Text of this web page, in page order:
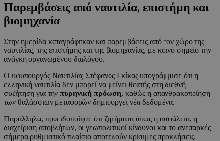
Παρεμβάσεις από ναυτιλία, επιστήμη και
βιομηχανία
Στην ημερίδα καταγράφηκαν και παρεμβάσεις από τον χώρο της
ναυτιλίας, της επιστήμης και της βιομηχανίας, με κοινό σημείο την
ανάγκη οργανωμένου διαλόγου.
Ο υφυπουργός Ναυτιλίας Στέφανος Γκίκας υπογράμμισε ότι η
ελληνική ναυτιλία δεν μπορεί να μείνει θεατής στη διεθνή
συζήτηση για την πυρηνική πρόωση, καθώς η απανθρακοποίηση
των θαλάσσιων μεταφορών δημιουργεί νέα δεδομένα.
Παράλληλα, προειδοποίησε ότι ζητήματα όπως η ασφάλεια, η
διαχείριση αποβλήτων, οι γεωπολιτικοί κίνδυνοι και το ανεπαρκές
σήμερα ρυθμιστικό πλαίσιο αποτελούν κρίσιμες προκλήσεις.